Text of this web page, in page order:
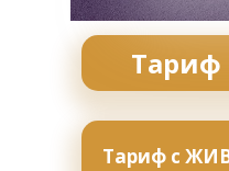
Тариф с